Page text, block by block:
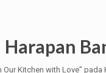
Kitchen with Love” pada